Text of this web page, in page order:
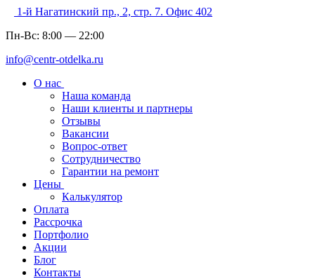
1-й Нагатинский пр., 2, стр. 7. Офис 402
Пн-Вс: 8:00 — 22:00
info@centr-otdelka.ru
О нас
Наша команда
Наши клиенты и партнеры
Отзывы
Вакансии
Вопрос-ответ
Сотрудничество
Гарантии на ремонт
Цены
Калькулятор
Оплата
Рассрочка
Портфолио
Акции
Блог
Контакты